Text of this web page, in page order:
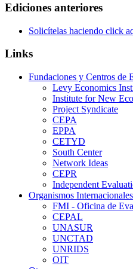
Ediciones anteriores
Solicítelas haciendo click
Links
Fundaciones y Centros de
Levy Economics
Institute for New
Project Syndicate
CEPA
EPPA
CETYD
South Center
Network Ideas
CEPR
Independent
Organismos Internacionales
FMI - Oficina de
CEPAL
UNASUR
UNCTAD
UNRIDS
OIT